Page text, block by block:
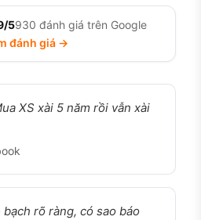
Island, vì iPhone 14 vẫn
và tai thỏ truyền thống.
quốc tế ghi nhận pin đời
trong dùng thực tế, nhiều
rưỡi với nhu cầu nhẹ. Một
dùng iPhone 14 khá lâu
và bền, pin dùng cả ngày
về nhà. Với người mua cũ
chọn hợp lý trong năm
5930 đánh giá trên Google
đánh giá →
XS xài 5 năm rồi vẫn xài
rõ ràng, có sao báo